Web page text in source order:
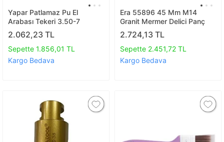
Yapar Patlamaz Pu El
Arabası Tekeri 3.50-7
2.062,23 TL
Sepette 1.856,01 TL
Kargo Bedava
Era 55896 45 Mm M14
Granit Mermer Delici Panç
2.724,13 TL
Sepette 2.451,72 TL
Kargo Bedava